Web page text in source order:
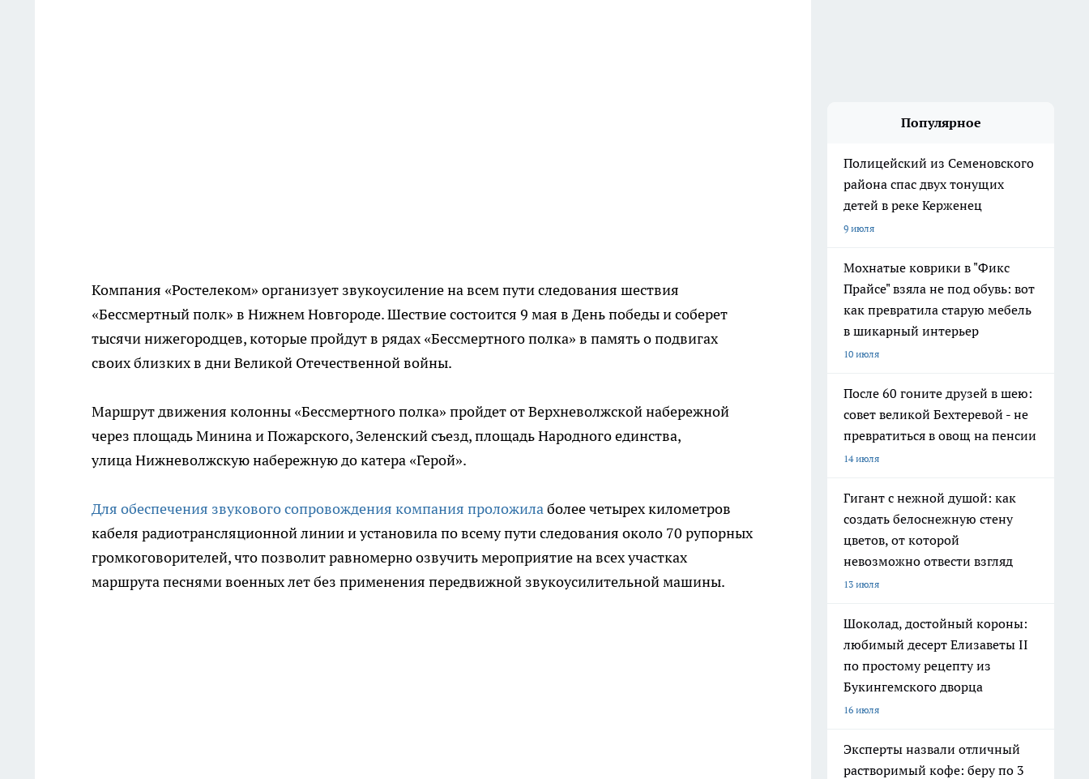
Компания «Ростелеком» организует звукоусиление на всем пути следования шествия
«Бессмертный полк» в Нижнем Новгороде. Шествие состоится 9 мая в День победы и соберет
тысячи нижегородцев, которые пройдут в рядах «Бессмертного полка» в память о подвигах
своих близких в дни Великой Отечественной войны.
Маршрут движения колонны «Бессмертного полка» пройдет от Верхневолжской набережной
через площадь Минина и Пожарского, Зеленский съезд, площадь Народного единства,
улица Нижневолжскую набережную до катера «Герой».
Для обеспечения звукового сопровождения компания проложилаболее четырех километров
кабеля радиотрансляционной линии и установила по всему пути следования около 70 рупорных
громкоговорителей, что позволит равномерно озвучить мероприятие на всех участках
маршрута песнями военных лет без применения передвижной звукоусилительной машины.
Популярное
Полицейский из Семеновского
района спас двух тонущих
детей в реке Керженец
9 июля
Мохнатые коврики в "Фикс
Прайсе" взяла не под обувь: вот
как превратила старую мебель
в шикарный интерьер
10 июля
После 60 гоните друзей в шею:
совет великой Бехтеревой - не
превратиться в овощ на пенсии
14 июля
Гигант с нежной душой: как
создать белоснежную стену
цветов, от которой
невозможно отвести взгляд
13 июля
Шоколад, достойный короны:
любимый десерт Елизаветы II
по простому рецепту из
Букингемского дворца
16 июля
Эксперты назвали отличный
растворимый кофе: беру по 3